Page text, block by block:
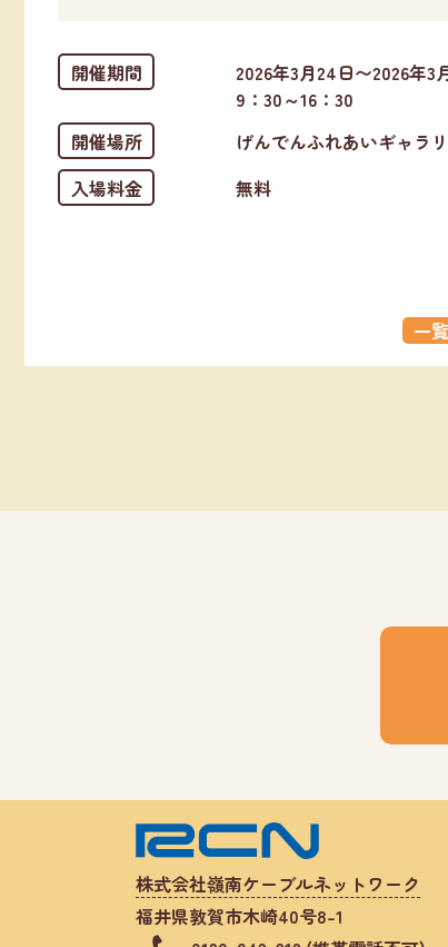
開催期間
2026年3月24日〜2026年3
9：30～16：30
開催場所
げんでんふれあいギャラ
入場料金
無料
一
株式会社嶺南ケーブルネットワーク
福井県敦賀市木崎40号8-1